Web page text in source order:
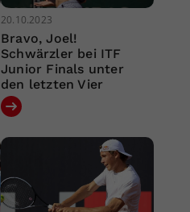
20.10.2023
Bravo, Joel!
Schwärzler bei ITF
Junior Finals unter
den letzten Vier